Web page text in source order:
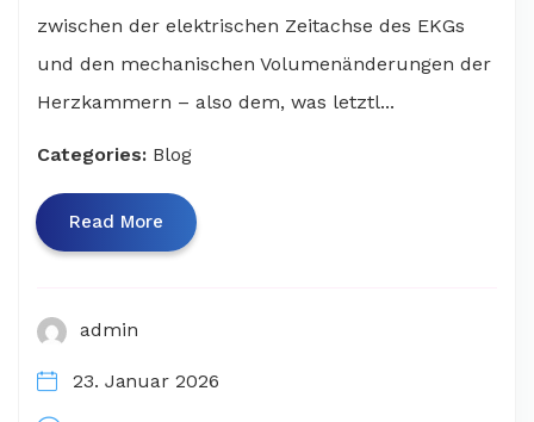
zwischen der elektrischen Zeitachse des EKGs
und den mechanischen Volumenänderungen der
Herzkammern – also dem, was letztl...
Categories: Blog
Read More
admin
23. Januar 2026